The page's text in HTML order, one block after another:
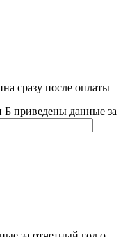
сразу после оплаты
приведены данные за